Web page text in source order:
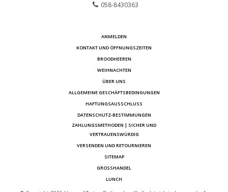
058-8430363
ANMELDEN
KONTAKT UND ÖFFNUNGSZEITEN
BROODHEEREN
WEIHNACHTEN
ÜBER UNS
ALLGEMEINE GESCHÄFTSBEDINGUNGEN
HAFTUNGSAUSSCHLUSS
DATENSCHUTZ-BESTIMMUNGEN
ZAHLUNGSMETHODEN | SICHER UND
VERTRAUENSWÜRDIG
VERSENDEN UND RETOURNIEREN
SITEMAP
GROSSHANDEL
LUNCH